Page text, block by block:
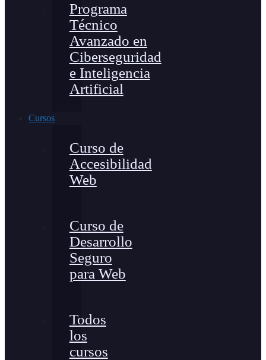
Programa
Técnico
Avanzado en
Ciberseguridad
e Inteligencia
Artificial
Cursos
Curso de
Accesibilidad
Web
Curso de
Desarrollo
Seguro
para Web
Todos
los
cursos